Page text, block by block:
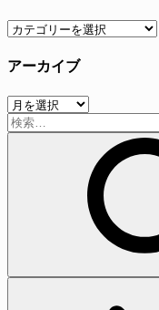
カ
ゴ
ー
アーカイブ
ア
ー
検
索: